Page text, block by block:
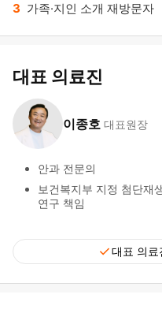
가족·지인 소개 재방문자
대표 의료진
이종호 대표원장
안과 전문의
보건복지부 지정 첨단재
연구 책임
check대표 의료